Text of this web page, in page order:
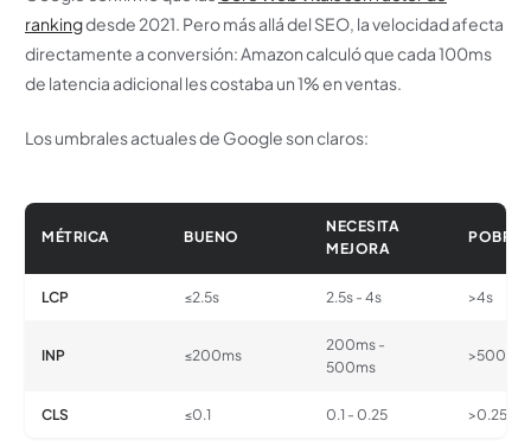
rankingdesde 2021. Pero más allá del SEO, la velocidad afecta
directamente a conversión: Amazon calculó que cada 100ms
de latencia adicional les costaba un 1% en ventas.
Los umbrales actuales de Google son claros:
MÉTRICA BUENO
NECESITA
MEJORA
POBRE
LCP ≤2.5s 2.5s - 4s >4s
INP ≤200ms
200ms -
500ms
>500ms
CLS ≤0.1 0.1 - 0.25 >0.25